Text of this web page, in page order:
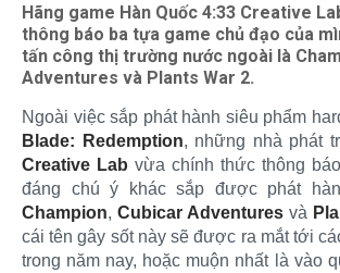
Hãng game Hàn Quốc 4:33 Creative
thông báo ba tựa game chủ đạo của
tấn công thị trường nước ngoài là
Adventures và Plants War 2.
Ngoài việc sắp phát hành siêu phẩm
Blade: Redemption, những nhà phát
Creative Lab vừa chính thức thông
đáng chú ý khác sắp được phát
Champion, Cubicar Adventures và
cái tên gây sốt này sẽ được ra mắt tới
trong năm nay, hoặc muộn nhất là vào